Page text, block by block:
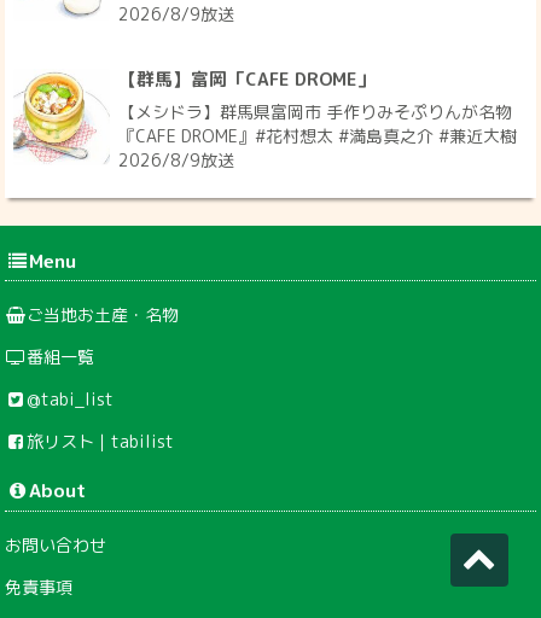
2026/8/9放送
【群馬】富岡「CAFE DROME」
【メシドラ】群馬県富岡市 手作りみそぷりんが名物
『CAFE DROME』#花村想太 #満島真之介 #兼近大樹
2026/8/9放送
Menu
ご当地お土産・名物
番組一覧
@tabi_list
旅リスト｜tabilist
About
お問い合わせ
免責事項